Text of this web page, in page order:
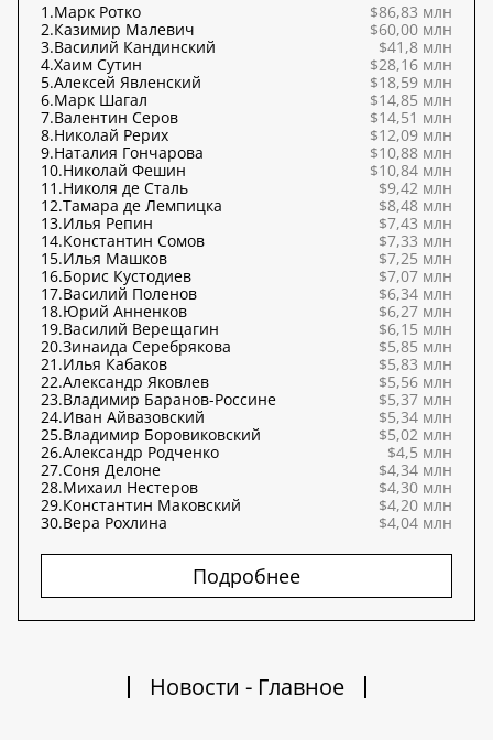
1.Марк Ротко
$86,83 млн
2.Казимир Малевич
$60,00 млн
3.Василий Кандинский
$41,8 млн
4.Хаим Сутин
$28,16 млн
5.Алексей Явленский
$18,59 млн
6.Марк Шагал
$14,85 млн
7.Валентин Серов
$14,51 млн
8.Николай Рерих
$12,09 млн
9.Наталия Гончарова
$10,88 млн
10.Николай Фешин
$10,84 млн
11.Николя де Сталь
$9,42 млн
12.Тамара де Лемпицка
$8,48 млн
13.Илья Репин
$7,43 млн
14.Константин Сомов
$7,33 млн
15.Илья Машков
$7,25 млн
16.Борис Кустодиев
$7,07 млн
17.Василий Поленов
$6,34 млн
18.Юрий Анненков
$6,27 млн
19.Василий Верещагин
$6,15 млн
20.Зинаида Серебрякова
$5,85 млн
21.Илья Кабаков
$5,83 млн
22.Александр Яковлев
$5,56 млн
23.Владимир Баранов-Россине
$5,37 млн
24.Иван Айвазовский
$5,34 млн
25.Владимир Боровиковский
$5,02 млн
26.Александр Родченко
$4,5 млн
27.Соня Делоне
$4,34 млн
28.Михаил Нестеров
$4,30 млн
29.Константин Маковский
$4,20 млн
30.Вера Рохлина $4,04 млн
Подробнее
Новости - Главное